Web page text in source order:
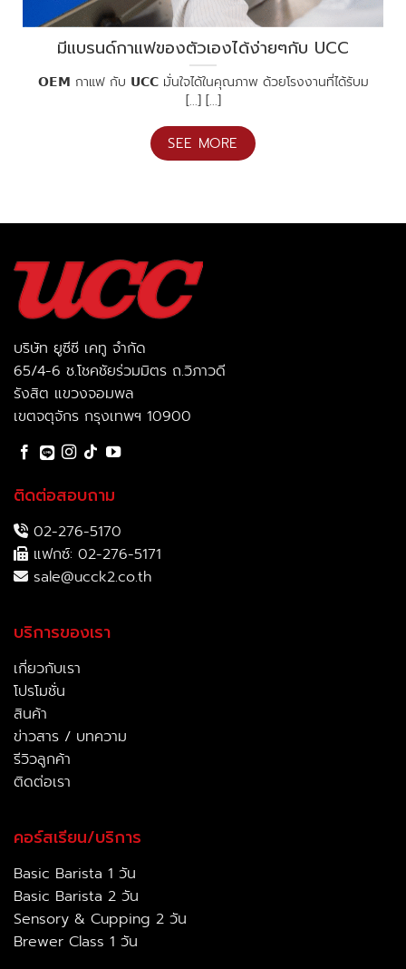
มีแบรนด์กาแฟของตัวเองได้ง่ายๆกับ UCC
𝗢𝗘𝗠 กาแฟ กับ 𝗨𝗖𝗖 มั่นใจได้ในคุณภาพ ด้วยโรงงานที่ได้รับม
[...] [...]
SEE MORE
บริษัท ยูซีซี เคทู จำกัด
65/4-6 ช.โชคชัยร่วมมิตร ถ.วิภาวดี
รังสิต แขวงจอมพล
เขตจตุจักร กรุงเทพฯ 10900
ติดต่อสอบถาม
02-276-5170
แฟกซ์: 02-276-5171
sale@ucck2.co.th
บริการของเรา
เกี่ยวกับเรา
โปรโมชั่น
สินค้า
ข่าวสาร / บทความ
รีวิวลูกค้า
ติดต่อเรา
คอร์สเรียน/บริการ
Basic Barista 1 วัน
Basic Barista 2 วัน
Sensory & Cupping 2 วัน
Brewer Class 1 วัน